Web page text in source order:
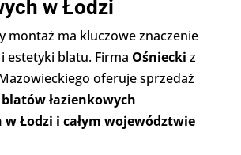
w Łodzi
montaż ma kluczowe znaczenie
estetyki blatu. Firma Ośniecki z
oferuje sprzedaż
blatów łazienkowych
Łodzi i całym województwie